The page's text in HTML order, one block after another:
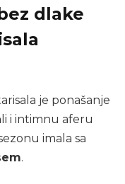
dlake
je ponašanje
i intimnu aferu
imala sa
.